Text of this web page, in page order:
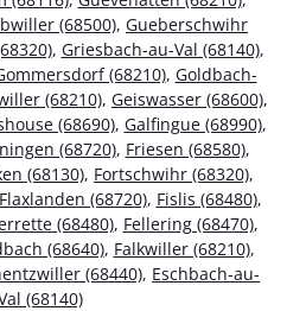
(68500), Gueberschwihr
, Griesbach-au-Val (68140),
(68210), Goldbach-
(68210), Geiswasser (68600),
(68690), Galfingue (68990),
(68720), Friesen (68580),
(68130), Fortschwihr (68320),
Flaxlanden (68720), Fislis (68480),
(68480), Fellering (68470),
(68640), Falkwiller (68210),
(68440), Eschbach-au-
(68140)